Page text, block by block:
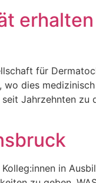
für
dies
Jahrzehnten
in